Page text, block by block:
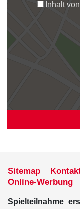
Inhalt
Sitemap
Online-Werbung
Spielteilnahme